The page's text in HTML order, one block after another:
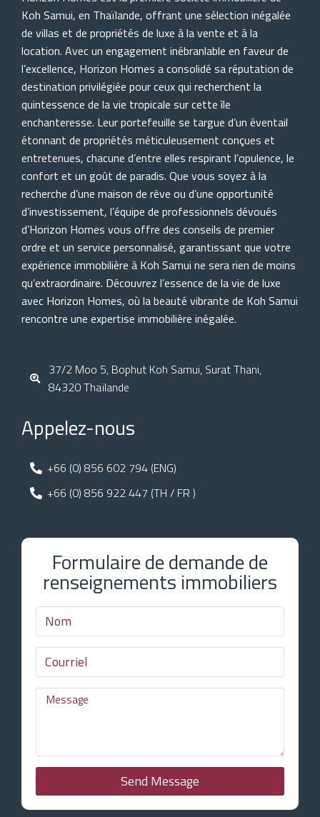
Koh Samui, en Thaïlande, offrant une sélection inégalée
de villas et de propriétés de luxe à la vente et à la
location. Avec un engagement inébranlable en faveur de
l’excellence, Horizon Homes a consolidé sa réputation de
destination privilégiée pour ceux qui recherchent la
quintessence de la vie tropicale sur cette île
enchanteresse. Leur portefeuille se targue d’un éventail
étonnant de propriétés méticuleusement conçues et
entretenues, chacune d’entre elles respirant l’opulence, le
confort et un goût de paradis. Que vous soyez à la
recherche d’une maison de rêve ou d’une opportunité
d’investissement, l’équipe de professionnels dévoués
d’Horizon Homes vous offre des conseils de premier
ordre et un service personnalisé, garantissant que votre
expérience immobilière à Koh Samui ne sera rien de moins
qu’extraordinaire. Découvrez l’essence de la vie de luxe
avec Horizon Homes, où la beauté vibrante de Koh Samui
rencontre une expertise immobilière inégalée.
37/2 Moo 5, Bophut Koh Samui, Surat Thani,
84320 Thaïlande
Appelez-nous
+66 (0) 856 602 794 (ENG)
+66 (0) 856 922 447 (TH / FR )
Formulaire de demande de
renseignements immobiliers
Send Message